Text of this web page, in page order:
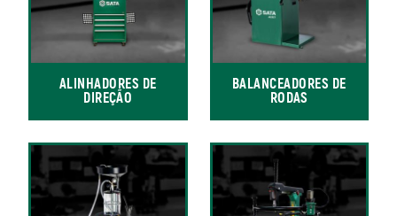
ALINHADORES DE
DIREÇÃO
BALANCEADORES DE
RODAS